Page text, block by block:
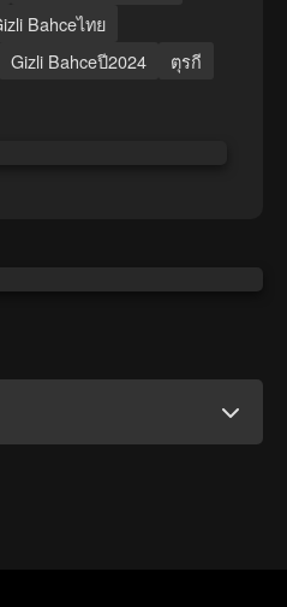
Bahceไทย
Gizli Bahceปี2024
ตุรกี